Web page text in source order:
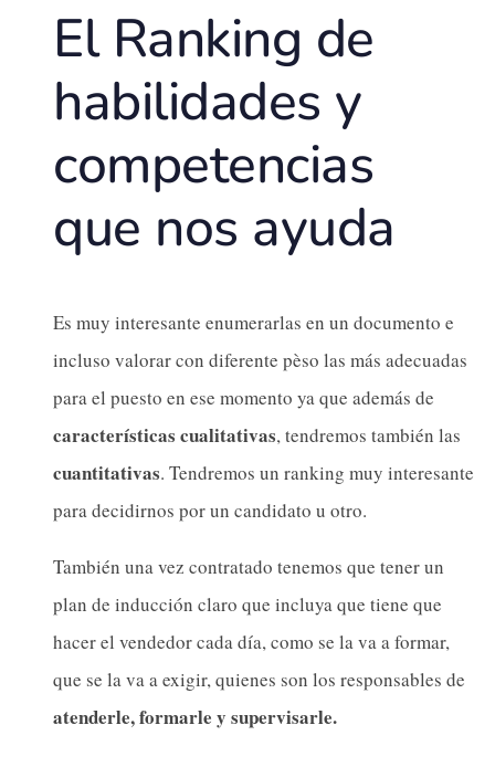
El Ranking de
habilidades y
competencias
que nos ayuda
Es muy interesante enumerarlas en un documento e
incluso valorar con diferente pèso las más adecuadas
para el puesto en ese momento ya que además de
características cualitativas, tendremos también las
cuantitativas. Tendremos un ranking muy interesante
para decidirnos por un candidato u otro.
También una vez contratado tenemos que tener un
plan de inducción claro que incluya que tiene que
hacer el vendedor cada día, como se la va a formar,
que se la va a exigir, quienes son los responsables de
atenderle, formarle y supervisarle.